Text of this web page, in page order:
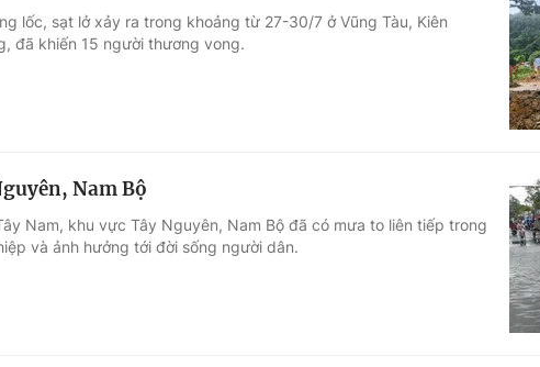
lốc, sạt lở xảy ra trong khoảng từ 27-30/7 ở Vũng Tàu, Kiên
đã khiến 15 người thương vong.
Nam Bộ
Nam, khu vực Tây Nguyên, Nam Bộ đã có mưa to liên tiếp trong
và ảnh hưởng tới đời sống người dân.